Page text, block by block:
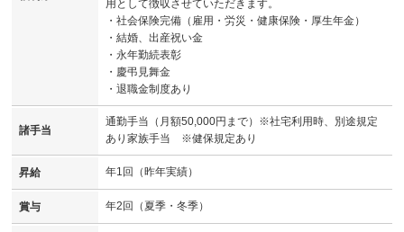
用として徴収させていただきます。
・社会保険完備（雇用・労災・健康保険・厚生年金）
・結婚、出産祝い金
・永年勤続表彰
・慶弔見舞金
・退職金制度あり
諸手当
通勤手当（月額50,000円まで）※社宅利用時、別途規定
あり家族手当 ※健保規定あり
昇給 年1回（昨年実績）
賞与 年2回（夏季・冬季）